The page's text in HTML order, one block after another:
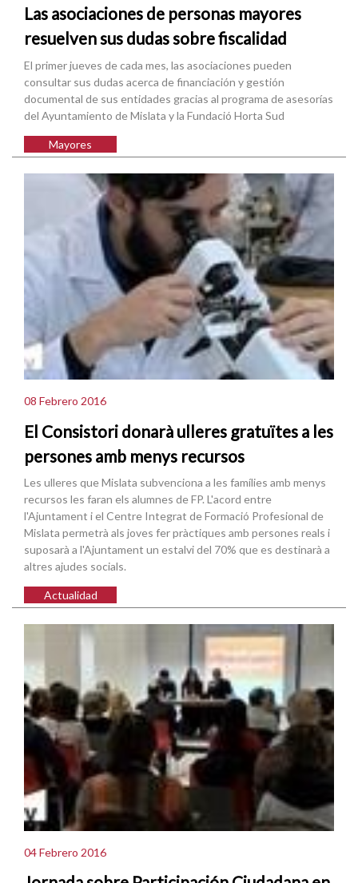
Las asociaciones de personas mayores
resuelven sus dudas sobre fiscalidad
El primer jueves de cada mes, las asociaciones pueden
consultar sus dudas acerca de financiación y gestión
documental de sus entidades gracias al programa de asesorías
del Ayuntamiento de Mislata y la Fundació Horta Sud
Mayores
08 Febrero 2016
El Consistori donarà ulleres gratuïtes a les
persones amb menys recursos
Les ulleres que Mislata subvenciona a les famílies amb menys
recursos les faran els alumnes de FP. L'acord entre
l'Ajuntament i el Centre Integrat de Formació Profesional de
Mislata permetrà als joves fer pràctiques amb persones reals i
suposarà a l'Ajuntament un estalvi del 70% que es destinarà a
altres ajudes socials.
Actualidad
04 Febrero 2016